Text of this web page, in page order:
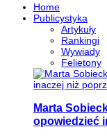
Home
Publicystyka
Artykuły
Rankingi
Wywiady
Felietony
Marta
opowiedzieć